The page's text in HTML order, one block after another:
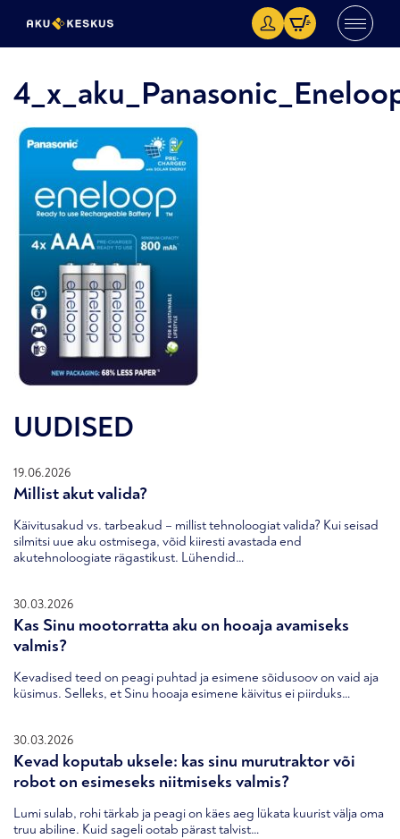
UUDISED
19.06.2026
Millist akut valida?
Käivitusakud vs. tarbeakud – millist tehnoloogiat valida? Kui seisad
silmitsi uue aku ostmisega, võid kiiresti avastada end
akutehnoloogiate rägastikust. Lühendid…
30.03.2026
Kas Sinu mootorratta aku on hooaja avamiseks
valmis?
Kevadised teed on peagi puhtad ja esimene sõidusoov on vaid aja
küsimus. Selleks, et Sinu hooaja esimene käivitus ei piirduks…
30.03.2026
Kevad koputab uksele: kas sinu murutraktor või
robot on esimeseks niitmiseks valmis?
Lumi sulab, rohi tärkab ja peagi on käes aeg lükata kuurist välja oma
truu abiline. Kuid sageli ootab pärast talvist…